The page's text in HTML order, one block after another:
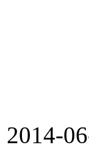
2014-